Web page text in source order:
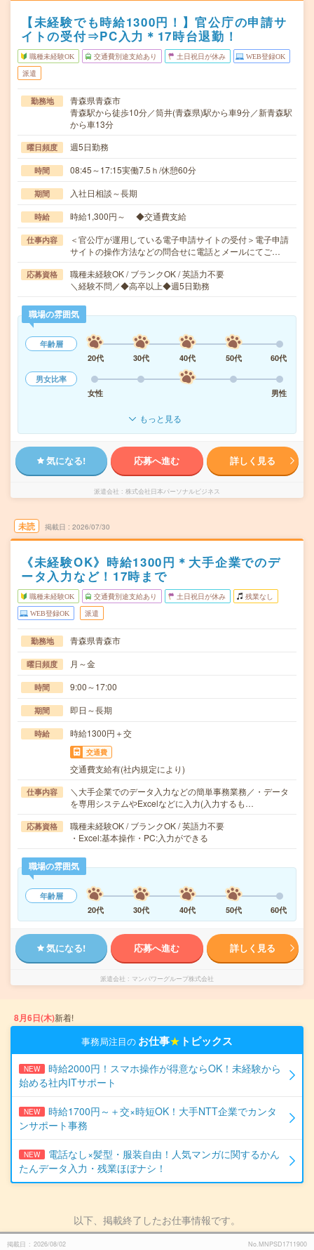
【未経験でも時給1300円！】官公庁の申請サ
イトの受付⇒PC入力＊17時台退勤！
職種未経験OK 交通費別途支給あり 土日祝日が休み WEB登録OK
派遣
勤務地
青森県青森市
青森駅から徒歩10分／筒井(青森県)駅から車9分／新青森駅
から車13分
曜日頻度 週5日勤務
時間 08:45～17:15実働7.5ｈ/休憩60分
期間 入社日相談～長期
時給 時給1,300円～ ◆交通費支給
仕事内容
＜官公庁が運用している電子申請サイトの受付＞電子申請
サイトの操作方法などの問合せに電話とメールにてご…
応募資格
職種未経験OK / ブランクOK / 英語力不要
＼経験不問／◆高卒以上◆週5日勤務
職場の雰囲気
年齢層
20代
30代 40代 50代
60代
男女比率
女性
男性
もっと見る
気になる! 応募へ進む 詳しく見る
派遣会社 株式会社日本パーソナルビジネス
未読 掲載日 2026/07/30
《未経験OK》時給1300円＊大手企業でのデ
ータ入力など！17時まで
職種未経験OK 交通費別途支給あり 土日祝日が休み 残業なし
WEB登録OK 派遣
勤務地 青森県青森市
曜日頻度 月～金
時間 9:00～17:00
期間 即日～長期
時給 時給1300円＋交
交通費
交通費支給有(社内規定により)
仕事内容
＼大手企業でのデータ入力などの簡単事務業務／・データ
を専用システムやExcelなどに入力(入力するも…
応募資格
職種未経験OK / ブランクOK / 英語力不要
・Excel:基本操作・PC:入力ができる
職場の雰囲気
年齢層
20代
30代 40代 50代 60代
気になる! 応募へ進む 詳しく見る
派遣会社 マンパワーグループ株式会社
8月6日(木)新着!
事務局注目の お仕事★ トピックス
NEW
時給2000円！スマホ操作が得意ならOK！未経験から
始める社内ITサポート
NEW
時給1700円～＋交×時短OK！大手NTT企業でカンタ
ンサポート事務
NEW
電話なし×髪型・服装自由！人気マンガに関するかん
たんデータ入力・残業ほぼナシ！
以下、掲載終了したお仕事情報です。
掲載日 2026/08/02 No.MNPSD1711900